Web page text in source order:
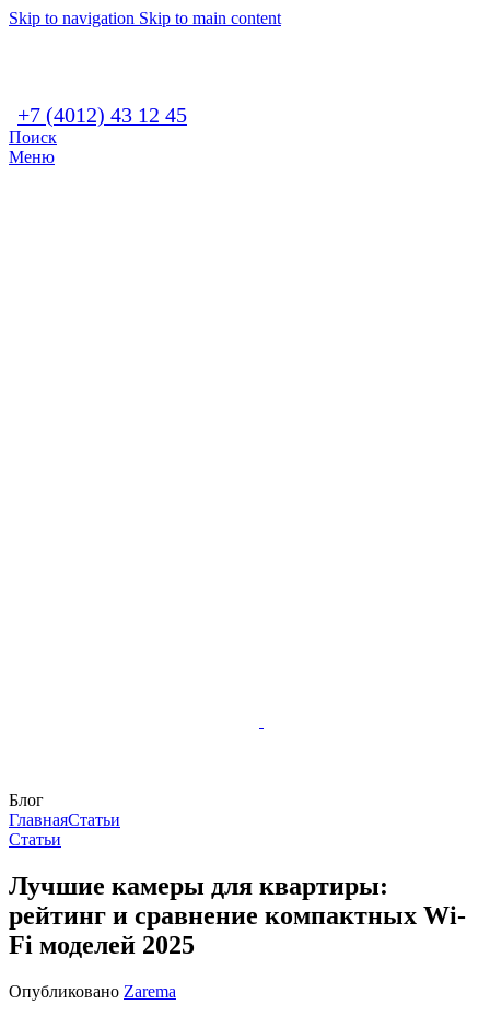
Skip to navigation Skip to main content
+7 (4012) 43 12 45
Поиск
Меню
Блог
ГлавнаяСтатьи
Статьи
Лучшие камеры для квартиры:
рейтинг и сравнение компактных Wi-
Fi моделей 2025
Опубликовано Zarema